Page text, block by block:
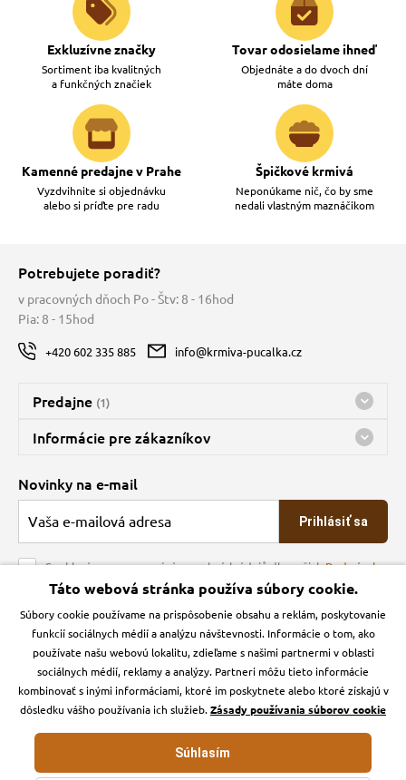
Exkluzívne značky
Sortiment iba kvalitných
a funkčných značiek
Tovar odosielame ihneď
Objednáte a do dvoch dní
máte doma
Kamenné predajne v Prahe
Vyzdvihnite si objednávku
alebo si príďte pre radu
Špičkové krmivá
Neponúkame nič, čo by sme
nedali vlastným maznáčikom
Potrebujete poradiť?
v pracovných dňoch Po - Štv: 8 - 16hod
Pia: 8 - 15hod
+420 602 335 885 info@krmiva-pucalka.cz
Predajne (1)
Predajňa a sklad Kbely
Bohužiaľ, momentálne máme zatvorené
Informácie pre zákazníkov
O spoločnosti
Veľkoobchod
Obchodné podmienky
Kontakt
Podmienky ochrany osobných údajov
Zásady používanie cookies a Google Analytics
Novinky na e-mail
Prihlásiť sa
Souhlasím se zpracováním osobních údajů dle našichPodmínek
ochrany osobních údajů
Krmiva Pučálka na sociálnych sieťach
Instagran Facebook
Táto webová stránka používa súbory cookie.
Súbory cookie používame na prispôsobenie obsahu a reklám, poskytovanie
funkcií sociálnych médií a analýzu návštevnosti. Informácie o tom, ako
používate našu webovú lokalitu, zdieľame s našimi partnermi v oblasti
sociálnych médií, reklamy a analýzy. Partneri môžu tieto informácie
kombinovať s inými informáciami, ktoré im poskytnete alebo ktoré získajú v
dôsledku vášho používania ich služieb.Zásady používania súborov cookie
Súhlasím